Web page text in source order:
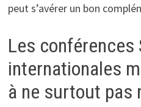
peut s’avérer un bon
Les conférences
internationales
à ne surtout pas